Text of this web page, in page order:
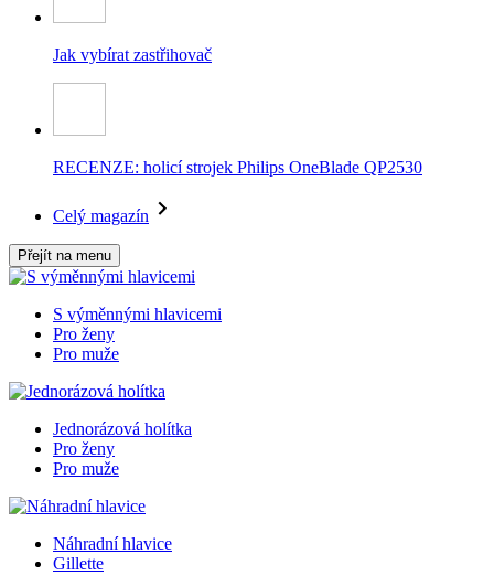
Jak vybírat zastřihovač
RECENZE: holicí strojek Philips OneBlade QP2530
Celý magazín
Přejít na menu
S výměnnými hlavicemi
Pro ženy
Pro muže
Jednorázová holítka
Pro ženy
Pro muže
Náhradní hlavice
Gillette